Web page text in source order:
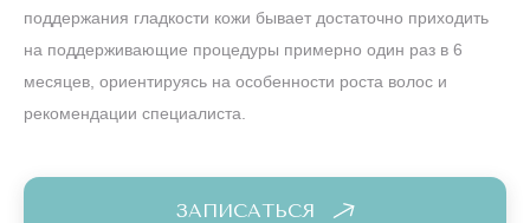
поддержания гладкости кожи бывает достаточно приходить
на поддерживающие процедуры примерно один раз в 6
месяцев, ориентируясь на особенности роста волос и
рекомендации специалиста.
ЗАПИСАТЬСЯ